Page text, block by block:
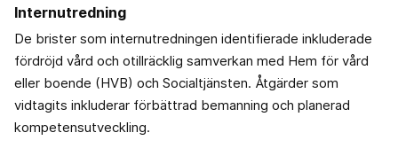
Internutredning
De brister som internutredningen identifierade inkluderade
fördröjd vård och otillräcklig samverkan med Hem för vård
eller boende (HVB) och Socialtjänsten. Åtgärder som
vidtagits inkluderar förbättrad bemanning och planerad
kompetensutveckling.